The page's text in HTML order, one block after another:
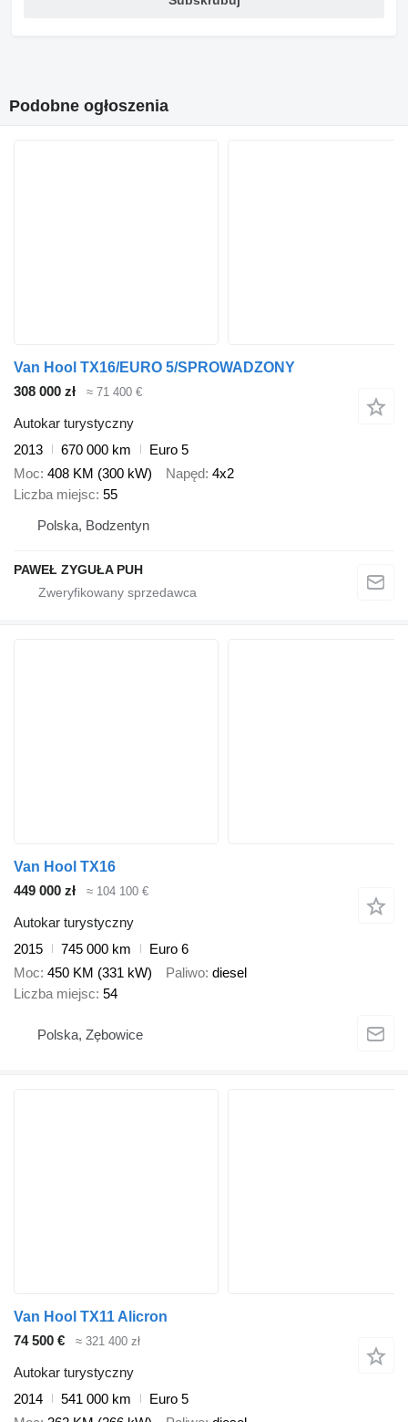
Podobne ogłoszenia
Van Hool TX16/EURO 5/SPROWADZONY
308 000 zł
≈ 71 400 €
Autokar turystyczny
2013
670 000 km
Euro 5
Moc 408 KM (300 kW) Napęd 4x2
Liczba miejsc 55
Polska, Bodzentyn
PAWEŁ ZYGUŁA PUH
Van Hool TX16
449 000 zł
≈ 104 100 €
Autokar turystyczny
2015
745 000 km
Euro 6
Moc 450 KM (331 kW) Paliwo diesel
Liczba miejsc 54
Polska, Zębowice
Van Hool TX11 Alicron
74 500 €
≈ 321 400 zł
Autokar turystyczny
2014
541 000 km
Euro 5